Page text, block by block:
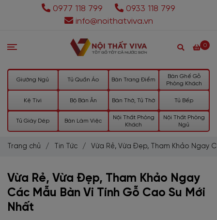
0977 118 799
0933 118 799
info@noithatviva.vn
0
Giường Ngủ Tủ Quần Áo Bàn Trang Điểm
Bàn Ghế Gỗ
Phòng Khách
Kệ Tivi Bộ Bàn Ăn Bàn Thờ, Tủ Thờ Tủ Bếp
Tủ Giày Dép Bàn Làm Việc
Nội Thất Phòng
Khách
Nội Thất Phòng
Ngủ
Trang chủ / Tin Tức / Vừa Rẻ, Vừa Đẹp, Tham Khảo Ngay
Vừa Rẻ, Vừa Đẹp, Tham Khảo Ngay
Các Mẫu Bàn Vi Tính Gỗ Cao Su Mới
Nhất